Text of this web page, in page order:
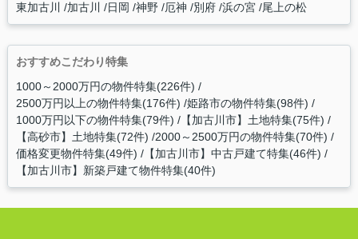
東加古川
加古川 日岡 神野 厄神 別府 浜の宮 尾上の松
おすすめこだわり特集
1000～2000万円の物件特集(226件)
2500万円以上の物件特集(176件) 姫路市の物件特集(98件)
1000万円以下の物件特集(79件) 【加古川市】土地特集(75件)
【高砂市】土地特集(72件) 2000～2500万円の物件特集(70件)
価格変更物件特集(49件) 【加古川市】中古戸建て特集(46件)
【加古川市】新築戸建て物件特集(40件)